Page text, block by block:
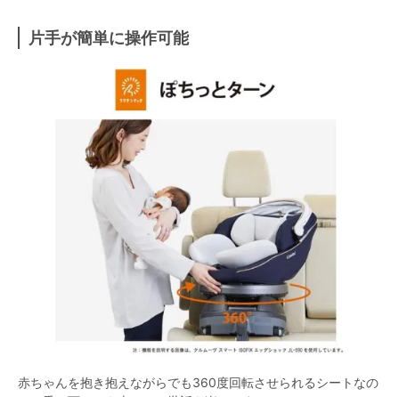
片手が簡単に操作可能
赤ちゃんを抱き抱えながらでも360度回転させられるシートなの